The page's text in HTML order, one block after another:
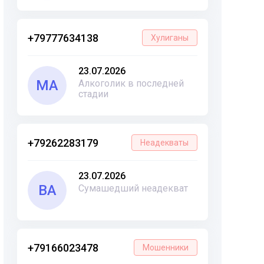
+79777634138 Хулиганы
МА
23.07.2026
Алкоголик в последней
стадии
+79262283179 Неадекваты
ВА
23.07.2026
Сумашедший неадекват
+79166023478 Мошенники